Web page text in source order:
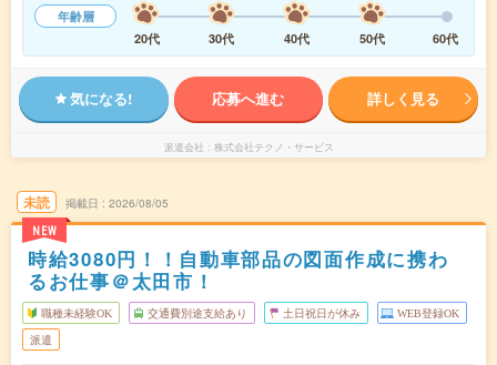
年齢層
20代
30代 40代 50代 60代
気になる! 応募へ進む 詳しく見る
派遣会社 株式会社テクノ・サービス
未読
NEW
掲載日 2026/08/05
時給3080円！！自動車部品の図面作成に携わ
るお仕事＠太田市！
職種未経験OK 交通費別途支給あり 土日祝日が休み WEB登録OK
派遣